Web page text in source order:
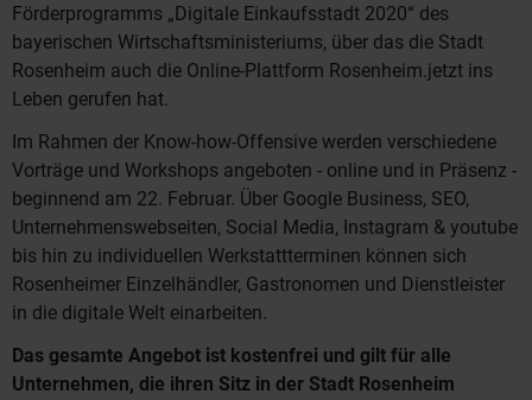
Förderprogramms „Digitale Einkaufsstadt 2020“ des
bayerischen Wirtschaftsministeriums, über das die Stadt
Rosenheim auch die Online-Plattform Rosenheim.jetzt ins
Leben gerufen hat.
Im Rahmen der Know-how-Offensive werden verschiedene
Vorträge und Workshops angeboten - online und in Präsenz -
beginnend am 22. Februar. Über Google Business, SEO,
Unternehmenswebseiten, Social Media, Instagram & youtube
bis hin zu individuellen Werkstattterminen können sich
Rosenheimer Einzelhändler, Gastronomen und Dienstleister
in die digitale Welt einarbeiten.
Das gesamte Angebot ist kostenfrei und gilt für alle
Unternehmen, die ihren Sitz in der Stadt Rosenheim